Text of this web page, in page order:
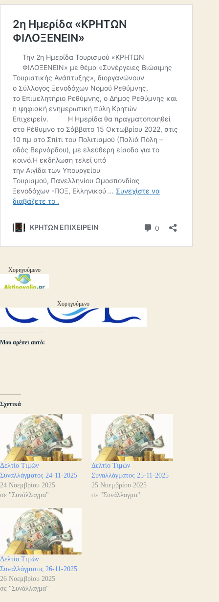
Χορηγούμενο
Χορηγούμενο
Μου αρέσει αυτό:
Σχετικά
Δελτίο Τιμών
Συναλλάγματος 24-11-2025
24 Νοεμβρίου 2025
σε "Συνάλλαγμα"
Δελτίο Τιμών
Συναλλάγματος 25-11-2025
25 Νοεμβρίου 2025
σε "Συνάλλαγμα"
Δελτίο Τιμών
Συναλλάγματος 26-11-2025
26 Νοεμβρίου 2025
σε "Συνάλλαγμα"